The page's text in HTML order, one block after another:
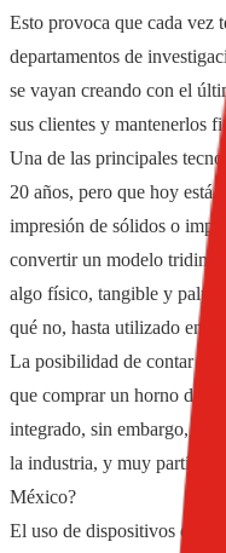
Esto provoca que cada vez
departamentos de
se vayan creando con el
sus clientes y mantenerlos
Una de las principales
20 años, pero que hoy está
impresión de sólidos o
convertir un modelo
algo físico, tangible y
qué no, hasta utilizado en
La posibilidad de contar
que comprar un horno de
integrado, sin embargo,
la industria, y muy
México?
El uso de dispositivos que